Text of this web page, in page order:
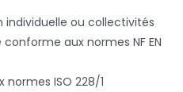
individuelle ou collectivités
aux normes NF EN
ISO 228/1